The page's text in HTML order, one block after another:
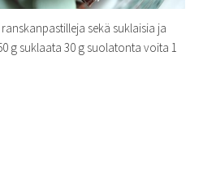
sekä suklaisia ja
g suklaata 30 g suolatonta voita 1